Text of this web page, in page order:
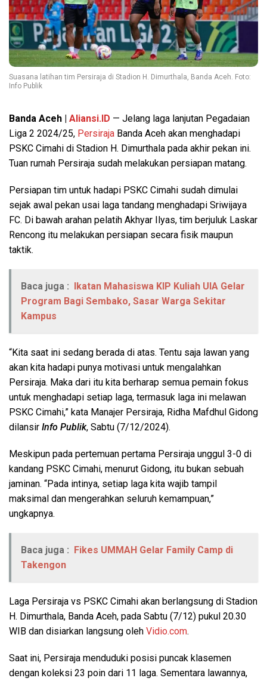
Suasana latihan tim Persiraja di Stadion H. Dimurthala, Banda Aceh. Foto:
Info Publik
Banda Aceh | Aliansi.ID — Jelang laga lanjutan Pegadaian
Liga 2 2024/25, Persiraja Banda Aceh akan menghadapi
PSKC Cimahi di Stadion H. Dimurthala pada akhir pekan ini.
Tuan rumah Persiraja sudah melakukan persiapan matang.
Persiapan tim untuk hadapi PSKC Cimahi sudah dimulai
sejak awal pekan usai laga tandang menghadapi Sriwijaya
FC. Di bawah arahan pelatih Akhyar Ilyas, tim berjuluk Laskar
Rencong itu melakukan persiapan secara fisik maupun
taktik.
Baca juga : Ikatan Mahasiswa KIP Kuliah UIA Gelar
Program Bagi Sembako, Sasar Warga Sekitar
Kampus
“Kita saat ini sedang berada di atas. Tentu saja lawan yang
akan kita hadapi punya motivasi untuk mengalahkan
Persiraja. Maka dari itu kita berharap semua pemain fokus
untuk menghadapi setiap laga, termasuk laga ini melawan
PSKC Cimahi,” kata Manajer Persiraja, Ridha Mafdhul Gidong
dilansir Info Publik, Sabtu (7/12/2024).
Meskipun pada pertemuan pertama Persiraja unggul 3-0 di
kandang PSKC Cimahi, menurut Gidong, itu bukan sebuah
jaminan. “Pada intinya, setiap laga kita wajib tampil
maksimal dan mengerahkan seluruh kemampuan,”
ungkapnya.
Baca juga : Fikes UMMAH Gelar Family Camp di
Takengon
Laga Persiraja vs PSKC Cimahi akan berlangsung di Stadion
H. Dimurthala, Banda Aceh, pada Sabtu (7/12) pukul 20.30
WIB dan disiarkan langsung oleh Vidio.com.
Saat ini, Persiraja menduduki posisi puncak klasemen
dengan koleksi 23 poin dari 11 laga. Sementara lawannya,